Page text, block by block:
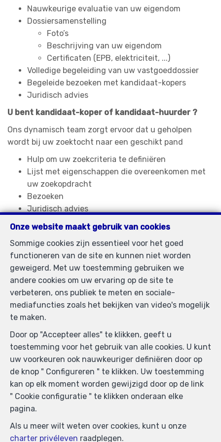
Nauwkeurige evaluatie van uw eigendom
Dossiersamenstelling
Foto’s
Beschrijving van uw eigendom
Certificaten (EPB, elektriciteit, ...)
Volledige begeleiding van uw vastgoeddossier
Begeleide bezoeken met kandidaat-kopers
Juridisch advies
U bent kandidaat-koper of kandidaat-huurder ?
Ons dynamisch team zorgt ervoor dat u geholpen
wordt bij uw zoektocht naar een geschikt pand
Hulp om uw zoekcriteria te definiëren
Lijst met eigenschappen die overeenkomen met
uw zoekopdracht
Bezoeken
Juridisch advies
Onze website maakt gebruik van cookies
Sommige cookies zijn essentieel voor het goed
functioneren van de site en kunnen niet worden
geweigerd. Met uw toestemming gebruiken we
andere cookies om uw ervaring op de site te
verbeteren, ons publiek te meten en sociale-
mediafuncties zoals het bekijken van video's mogelijk
te maken.
Door op "Accepteer alles" te klikken, geeft u
toestemming voor het gebruik van alle cookies. U kunt
uw voorkeuren ook nauwkeuriger definiëren door op
de knop " Configureren " te klikken. Uw toestemming
kan op elk moment worden gewijzigd door op de link
" Cookie configuratie " te klikken onderaan elke
pagina.
Als u meer wilt weten over cookies, kunt u onze
charter privéleven raadplegen.
Immobilière Petitjean
—
Rue du Mail 77
—
1050 Bruxelles
TEL. 02/537.03.70
—
immopetitjean@gmail.com
BIV-erkende vastgoedmakelaar in België, BIV N°
0425.723.793- Toezichthoudende Autoriteit :
Beroepinstituut van Vastgoedmakelaars
Luxemburgstraat, 16B - 1000 Brussel (+32 2 505 38 50
- info@biv.be) -www.biv.be-Deontologische code
BA en borgstelling via NV AXA Belgium, Troonplein 1,
1000 Brussel (polisnr. 730.390.160) Dekking geldt voor
activiteiten die in België worden uitgevoerd
Algemene gebruiksvoorwaarden van de website